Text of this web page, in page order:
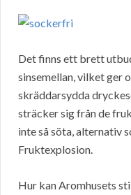
Det finns ett brett
sinsemellan, vilket ger
skräddarsydda
sträcker sig från de
inte så söta, alternativ
Fruktexplosion.
Hur kan Aromhusets